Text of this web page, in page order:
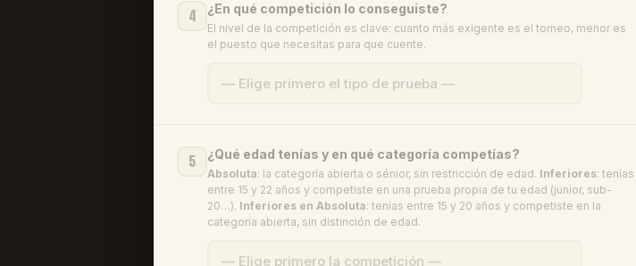
4 ¿En qué competición lo conseguiste?
El nivel de la competición es clave: cuanto más exigente es el torneo, menor es
el puesto que necesitas para que cuente.
5 ¿Qué edad tenías y en qué categoría competías?
Absoluta: la categoría abierta o sénior, sin restricción de edad. Inferiores: tenías
entre 15 y 22 años y competiste en una prueba propia de tu edad (júnior, sub-
20…). Inferiores en Absoluta: tenías entre 15 y 20 años y competiste en la
categoría abierta, sin distinción de edad.